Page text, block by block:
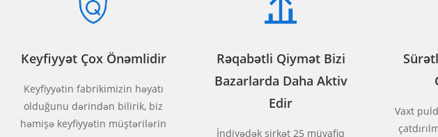
Keyfiyyət Çox Önəmlidir
Keyfiyyətin fabrikimizin həyatı
olduğunu dərindən bilirik, biz
həmişə keyfiyyətin müştərilərin
Rəqabətli Qiymət Bizi
Bazarlarda Daha Aktiv
Edir
İndiyədək şirkət 25 müvafiq
Vaxt